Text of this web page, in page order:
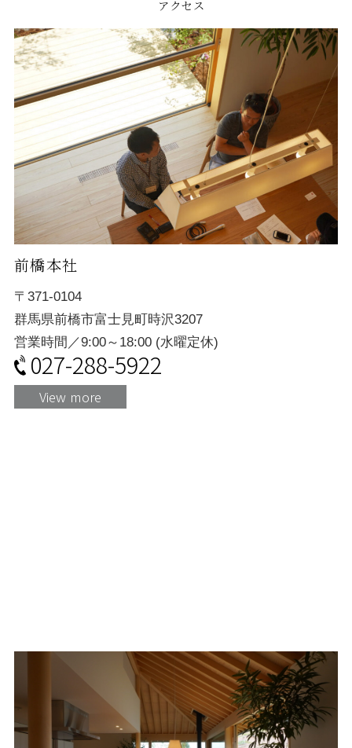
アクセス
前橋本社
〒371-0104
群馬県前橋市富士見町時沢3207
営業時間／9:00～18:00 (水曜定休)
027-288-5922
View more